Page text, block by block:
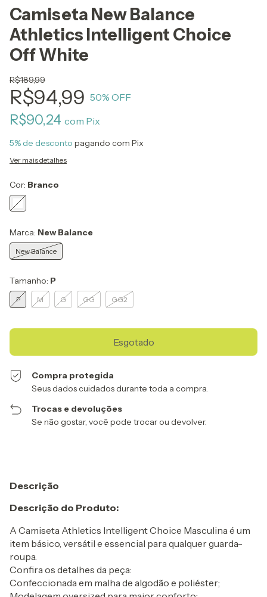
Camiseta New Balance
Athletics Intelligent Choice
Off White
R$189,99
R$94,99 50% OFF
R$90,24 com Pix
5% de desconto pagando com Pix
Ver mais detalhes
Cor: Branco
Marca: New Balance
New Balance
Tamanho: P
P M G GG GG2
Compra protegida
Seus dados cuidados durante toda a compra.
Trocas e devoluções
Se não gostar, você pode trocar ou devolver.
Descrição
Descrição do Produto:
A Camiseta Athletics Intelligent Choice Masculina é um
item básico, versátil e essencial para qualquer guarda-
roupa.
Confira os detalhes da peça:
Confeccionada em malha de algodão e poliéster;